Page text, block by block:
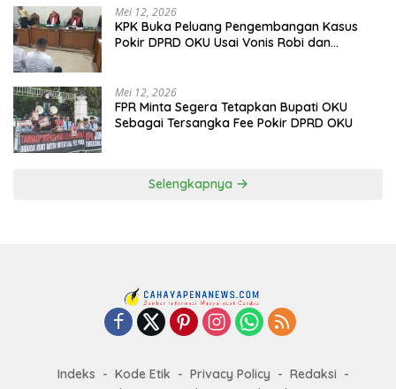
Mei 12, 2026
KPK Buka Peluang Pengembangan Kasus
Pokir DPRD OKU Usai Vonis Robi dan
Mei 12, 2026
FPR Minta Segera Tetapkan Bupati OKU
Sebagai Tersangka Fee Pokir DPRD OKU
Selengkapnya
Indeks Kode Etik Privacy Policy
Redaksi